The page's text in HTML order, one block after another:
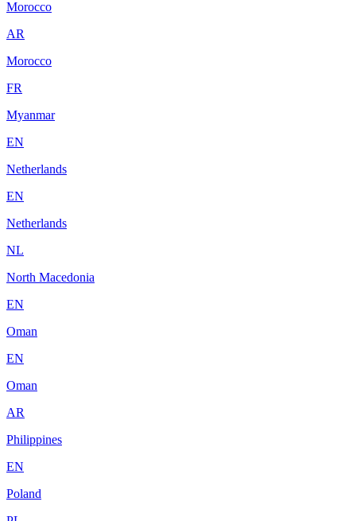
Morocco
AR
Morocco
FR
Myanmar
EN
Netherlands
EN
Netherlands
NL
North Macedonia
EN
Oman
EN
Oman
AR
Philippines
EN
Poland